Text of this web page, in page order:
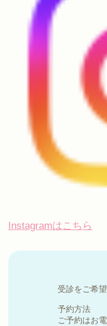
Instagramはこちら
受診をご希
予約方法
ご予約はお